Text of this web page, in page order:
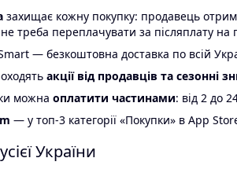
захищає кожну покупку: продавець
треба переплачувати за післяплату на
— безкоштовна доставка по всій
акції від продавців та сезонні
можна оплатити частинами: від 2 до
— у топ-3 категорії «Покупки» в App
України